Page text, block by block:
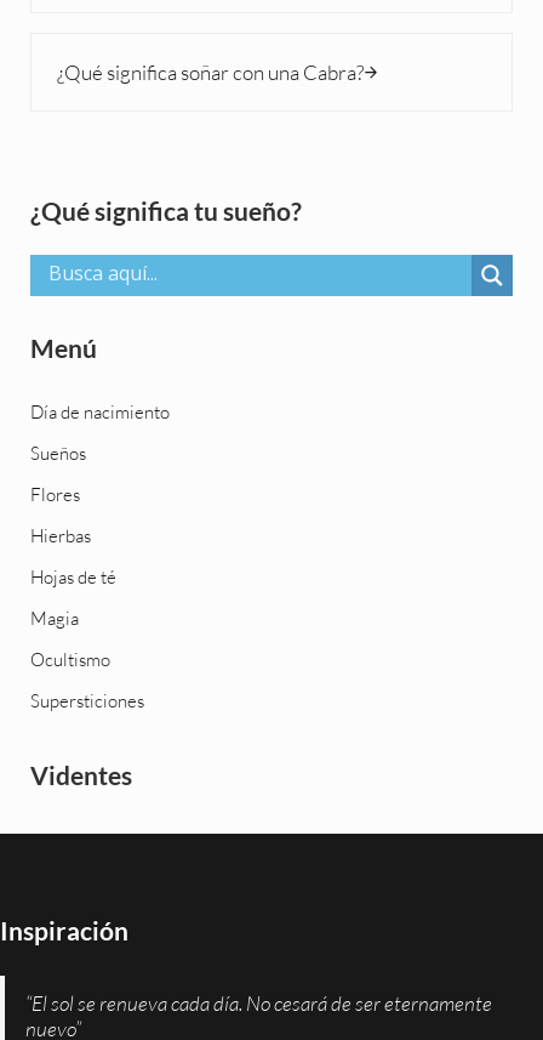
¿Qué significa soñar con una Cabra?
Sidebar
¿Qué significa tu sueño?
Menú
Día de nacimiento
Sueños
Flores
Hierbas
Hojas de té
Magia
Ocultismo
Supersticiones
Videntes
Inspiración
“El sol se renueva cada día. No cesará de ser eternamente
nuevo”